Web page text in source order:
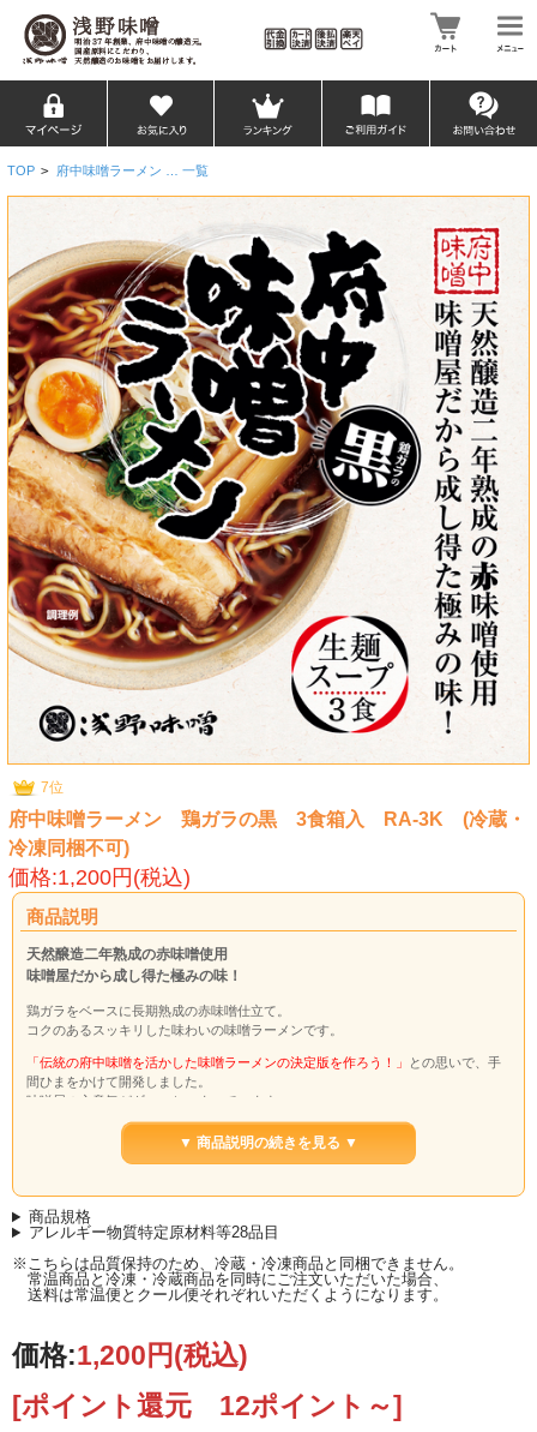
TOP > 府中味噌ラーメン … 一覧
7位
府中味噌ラーメン 鶏ガラの黒 3食箱入 RA-3K (冷蔵・
冷凍同梱不可)
価格:1,200円(税込)
商品説明
天然醸造二年熟成の赤味噌使用
味噌屋だから成し得た極みの味！
鶏ガラをベースに長期熟成の赤味噌仕立て。
コクのあるスッキリした味わいの味噌ラーメンです。
「伝統の府中味噌を活かした味噌ラーメンの決定版を作ろう！」
との思いで、手
間ひまをかけて開発しました。
味噌屋の心意気がギュッとつまっています。
ぜひご賞味ください。
▼ 商品説明の続きを見る ▼
商品規格
アレルギー物質特定原材料等28品目
※こちらは品質保持のため、冷蔵・冷凍商品と同梱できません。
常温商品と冷凍・冷蔵商品を同時にご注文いただいた場合、
送料は常温便とクール便それぞれいただくようになります。
価格:1,200円(税込)
[ポイント還元 12ポイント～]